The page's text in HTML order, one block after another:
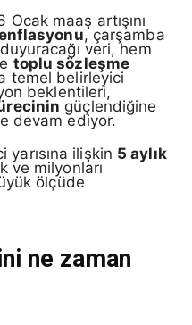
maaş artışını
enflasyonu, çarşamba
veri, hem
toplu sözleşme
temel belirleyici
beklentileri,
güçlendiğine
devam ediyor.
yarısına ilişkin 5 aylık
ve milyonları
ölçüde
ne zaman